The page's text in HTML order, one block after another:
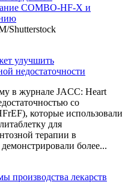
Shutterstoсk
улучшить
недостаточности
в журнале JACC: Heart
со
которые использовали
для
терапии в
более...